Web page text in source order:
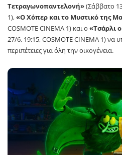
Τετραγωνοπαντελονή»(Σάββατο
1),«Ο Χόπερ και το Μυστικό της
COSMOTE CINEMA 1) και ο «Τσάρλι
27/6, 19:15, COSMOTE CINEMA 1) να
περιπέτειες για όλη την οικογένεια.